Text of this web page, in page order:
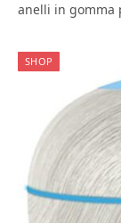
anelli in gomma
SHOP